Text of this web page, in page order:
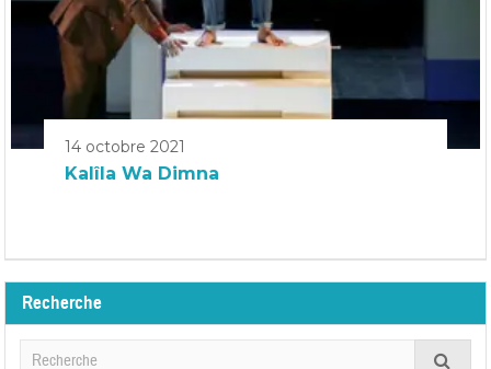
14 octobre 2021
Kalîla Wa Dimna
Recherche